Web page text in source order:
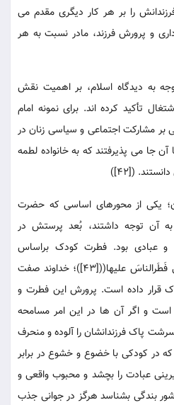
را بر هر کار دیگری مقدم می
و پرورش فرزند، مادر نسبت به هر
به دیدگاه اسلام، بر اهمیت نقش
تأکید کرده اند. برای نمونه امام
بر مشارکت اجتماعی و سیاسی زنان در
آن جا می پذیرفتند که به خانواده لطمه
([42])
یکی از محورهای اساسی که حضرت
آن توجه داشتند، بُعد پرستش در
و عبادی بود. فطرت کودک براساس
خداپرستی است. )فطرة الله التی فَطَرالناسَ علیها(([43])؛ خداوند صفت
قرار داده است. پرورش این فطرت و
و اگر آن ها در این امر مسامحه
پاک فرزندانشان را آلوده و منحرف
در کودکی با خضوع و خشوع در برابر
عبادت را بچشد و محبوب واقعی و
بندگی بشناسد هرگز در جوانی جذب